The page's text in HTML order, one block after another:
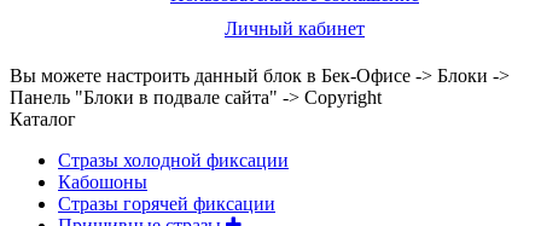
Личный кабинет
Вы можете настроить данный блок в Бек-Офисе -> Блоки ->
Панель "Блоки в подвале сайта" -> Copyright
Каталог
Стразы холодной фиксации
Кабошоны
Стразы горячей фиксации